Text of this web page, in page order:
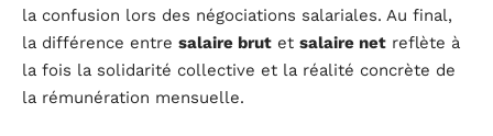
la confusion lors des négociations salariales. Au final,
la différence entre salaire brut et salaire net reflète à
la fois la solidarité collective et la réalité concrète de
la rémunération mensuelle.